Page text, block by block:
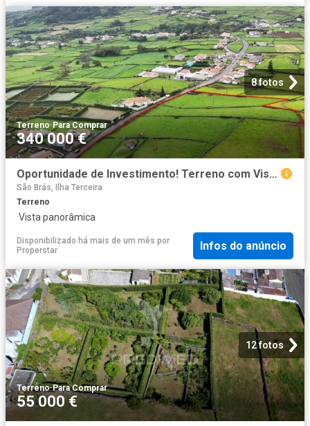
8 fotos
Terreno· Para Comprar
340 000 €
Oportunidade de Investimento! Terreno com Vista Mar e Elevado Potencial
São Brás, Ilha Terceira
Terreno
·Vista panorâmica
Disponibilizado há mais de um mês por
Properstar
Infos do anúncio
12 fotos
Terreno·Para Comprar
55 000 €